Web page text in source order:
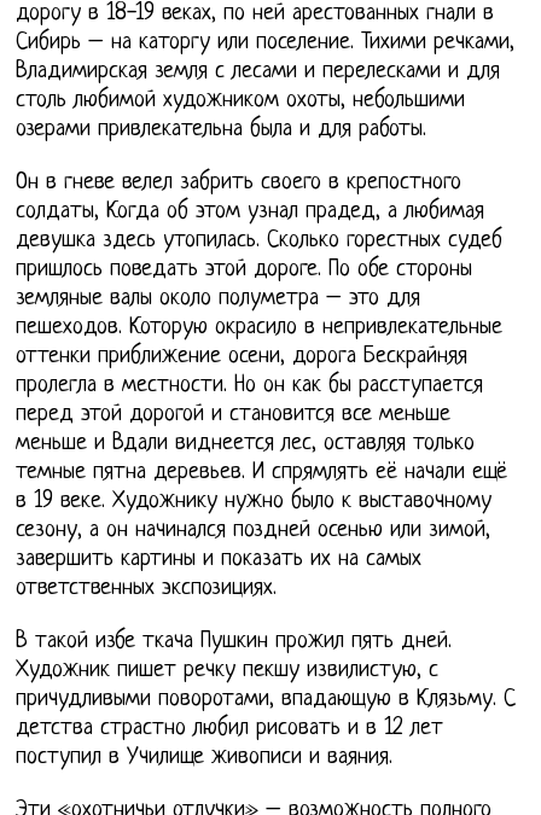
дорогу в 18-19 веках, по ней арестованных гнали в
Сибирь – на каторгу или поселение. Тихими речками,
Владимирская земля с лесами и перелесками и для
столь любимой художником охоты, небольшими
озерами привлекательна была и для работы.
Он в гневе велел забрить своего в крепостного
солдаты, Когда об этом узнал прадед, а любимая
девушка здесь утопилась. Сколько горестных судеб
пришлось поведать этой дороге. По обе стороны
земляные валы около полуметра – это для
пешеходов. Которую окрасило в непривлекательные
оттенки приближение осени, дорога Бескрайняя
пролегла в местности. Но он как бы расступается
перед этой дорогой и становится все меньше
меньше и Вдали виднеется лес, оставляя только
темные пятна деревьев. И спрямлять её начали ещё
в 19 веке. Художнику нужно было к выставочному
сезону, а он начинался поздней осенью или зимой,
завершить картины и показать их на самых
ответственных экспозициях.
В такой избе ткача Пушкин прожил пять дней.
Художник пишет речку пекшу извилистую, с
причудливыми поворотами, впадающую в Клязьму. С
детства страстно любил рисовать и в 12 лет
поступил в Училище живописи и ваяния.